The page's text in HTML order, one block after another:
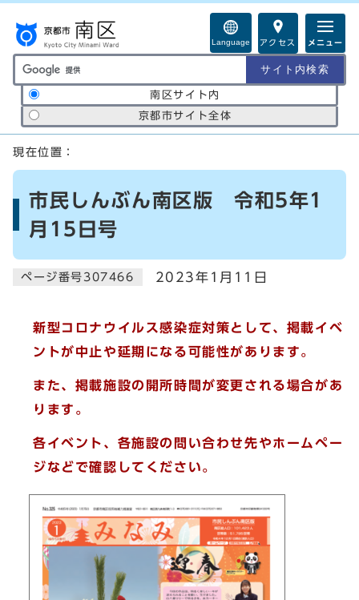
Language アクセス メニュー
サイト内検索の範囲
南区サイト内
京都市サイト全体
ここから本文です
現在位置：
市民しんぶん南区版 令和5年1
月15日号
ページ番号307466 2023年1月11日
新型コロナウイルス感染症対策として、 掲載イベ
ントが中止や延期になる可能性があります。
また、掲載施設の開所時間が変更される場合があ
ります。
各イベント、各施設の問い合わせ先やホームペー
ジなどで確認してください。